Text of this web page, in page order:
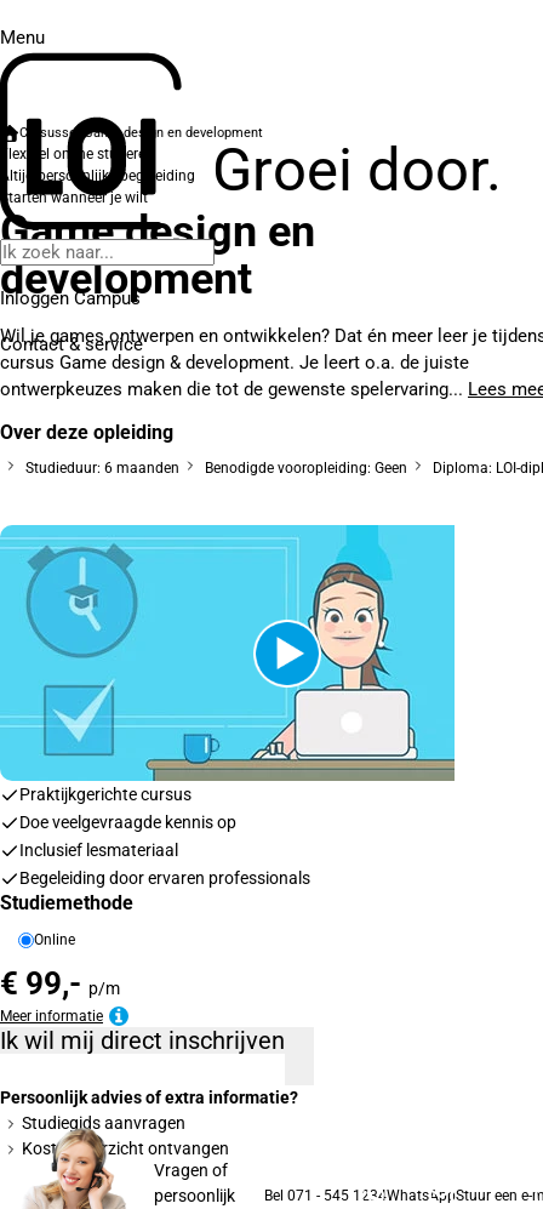
Menu
Groei door.
Inloggen Campus
Contact& service
Cursussen Game design en development
Flexibel online studeren
Altijd persoonlijke begeleiding
Starten wanneer je wilt
Game design en
development
Wil je games ontwerpen en ontwikkelen? Dat én meer leer je
cursus Game design & development. Je leert o.a. de juiste
ontwerpkeuzes maken die tot de gewenste spelervaring... Lees
Over deze opleiding
Studieduur: 6 maanden Benodigde vooropleiding: Geen Diploma: LOI-
Praktijkgerichte cursus
Doe veelgevraagde kennis op
Inclusief lesmateriaal
Begeleiding door ervaren professionals
Studiemethode
Online
€ 99,- p/m
Meer informatie
Ik wil mij direct inschrijven
Persoonlijk advies of extra informatie?
Studiegids aanvragen
Kostenoverzicht ontvangen
Vragen of
persoonlijk
Bel 071 - 545 1234WhatsAppStuur een e-